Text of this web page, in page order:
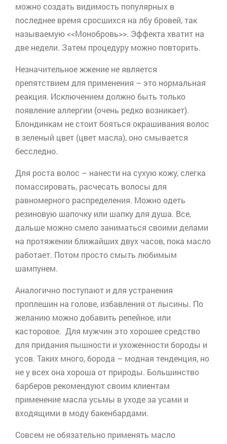
можно создать видимость популярных в
последнее время сросшихся на лбу бровей, так
называемую <<Монобровь>>. Эффекта хватит на
две недели. Затем процедуру можно повторить.
Незначительное жжение не является
препятствием для применения – это нормальная
реакция. Исключением должно быть только
появление аллергии (очень редко возникает).
Блондинкам не стоит бояться окрашивания волос
в зеленый цвет (цвет масла), оно смывается
бесследно.
Для роста волос – нанести на сухую кожу, слегка
помассировать, расчесать волосы для
равномерного распределения. Можно одеть
резиновую шапочку или шапку для душа. Все,
дальше можно смело заниматься своими делами
на протяжении ближайших двух часов, пока масло
работает. Потом просто смыть любимым
шампунем.
Аналогично поступают и для устранения
проплешин на голове, избавления от лысины. По
желанию можно добавить репейное, или
касторовое. Для мужчин это хорошее средство
для придания пышности и ухоженности бороды и
усов. Таких много, борода – модная тенденция, но
не у всех она хороша от природы. Большинство
барберов рекомендуют своим клиентам
применение масла усьмы в уходе за усами и
входящими в моду бакенбардами.
Совсем не обязательно применять масло